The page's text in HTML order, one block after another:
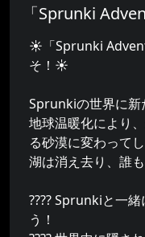
「Sprunki
☀️「Sprunki
そ！☀️
Sprunkiの世界に新
地球温暖化により
る砂漠に変わって
湖は消え去り、誰
???? Sprunkiと一
う！